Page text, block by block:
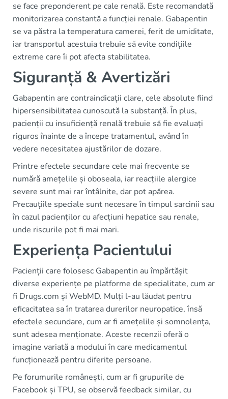
se face preponderent pe cale renală. Este recomandată
monitorizarea constantă a funcției renale. Gabapentin
se va păstra la temperatura camerei, ferit de umiditate,
iar transportul acestuia trebuie să evite condițiile
extreme care îi pot afecta stabilitatea.
Siguranță & Avertizări
Gabapentin are contraindicații clare, cele absolute fiind
hipersensibilitatea cunoscută la substanță. În plus,
pacienții cu insuficiență renală trebuie să fie evaluați
riguros înainte de a începe tratamentul, având în
vedere necesitatea ajustărilor de dozare.
Printre efectele secundare cele mai frecvente se
numără amețelile și oboseala, iar reacțiile alergice
severe sunt mai rar întâlnite, dar pot apărea.
Precauțiile speciale sunt necesare în timpul sarcinii sau
în cazul pacienților cu afecțiuni hepatice sau renale,
unde riscurile pot fi mai mari.
Experiența Pacientului
Pacienții care folosesc Gabapentin au împărtășit
diverse experiențe pe platforme de specialitate, cum ar
fi Drugs.com și WebMD. Mulți l-au lăudat pentru
eficacitatea sa în tratarea durerilor neuropatice, însă
efectele secundare, cum ar fi amețelile și somnolența,
sunt adesea menționate. Aceste recenzii oferă o
imagine variată a modului în care medicamentul
funcționează pentru diferite persoane.
Pe forumurile românești, cum ar fi grupurile de
Facebook și TPU, se observă feedback similar, cu